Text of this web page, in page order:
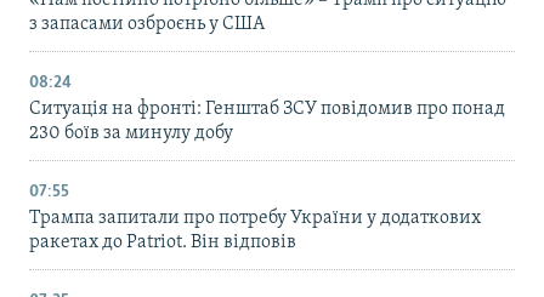
з запасами озброєнь у США
08:24
Ситуація на фронті: Генштаб ЗСУ повідомив про понад
230 боїв за минулу добу
07:55
Трампа запитали про потребу України у додаткових
ракетах до Patriot. Він відповів